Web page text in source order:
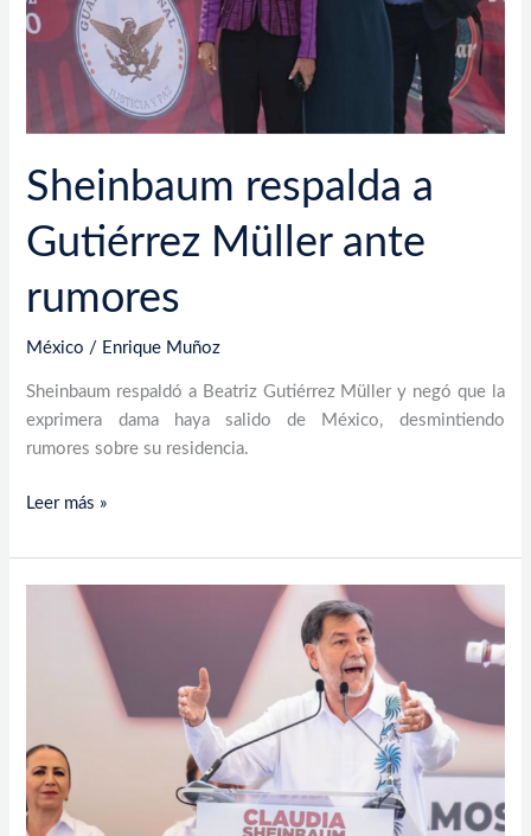
Sheinbaum respalda a
Gutiérrez Müller ante
rumores
México / Enrique Muñoz
Sheinbaum respaldó a Beatriz Gutiérrez Müller y negó que la
exprimera dama haya salido de México, desmintiendo
rumores sobre su residencia.
Leer más »
Noroña
psiquiátrico”
denuncia
de
‘Alito’